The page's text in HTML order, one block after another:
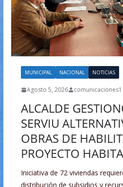
MUNICIPAL NACIONAL NOTICIAS
Agosto 5, 2026 comunicaciones1
ALCALDE
SERVIU
OBRAS DE
PROYECTO
Iniciativa de 72 viviendas
distribución de subsidios y